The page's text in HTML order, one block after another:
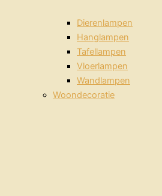
Dierenlampen
Hanglampen
Tafellampen
Vloerlampen
Wandlampen
Woondecoratie